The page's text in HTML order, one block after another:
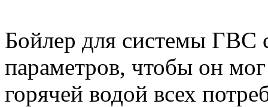
Бойлер для системы ГВС
параметров, чтобы он
горячей водой всех